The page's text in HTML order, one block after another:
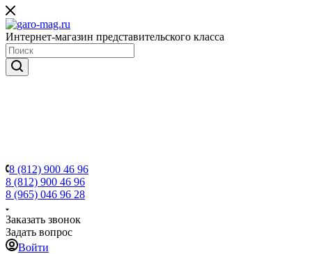
Интернет-магазин представительского класса
8 (812) 900 46 96
8 (812) 900 46 96
8 (965) 046 96 28
Заказать звонок
Задать вопрос
Войти